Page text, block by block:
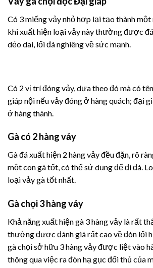
Có 3 miếng vảy nhỏ hợp lại tạo thành
khi xuất hiện loại vảy này thường được
dẻo dai, lối đá nghiêng về sức mạnh.
Có 2 vị trí đóng vảy, dựa theo đó mà có
giáp nội nếu vảy đóng ở hàng quách; đại
ở hàng thành.
Gà có 2 hàng vảy
Gà đá xuất hiện 2 hàng vảy đều đặn, rõ
một con gà tốt, có thể sử dụng để đi đá.
loại vảy gà tốt nhất.
Gà chọi 3 hàng vảy
Khả năng xuất hiện gà 3 hàng vảy là rất
thường được đánh giá rất cao về đòn lối
gà chọi sở hữu 3 hàng vảy được liệt vào
thông qua việc ra đòn hạ gục đối thủ của